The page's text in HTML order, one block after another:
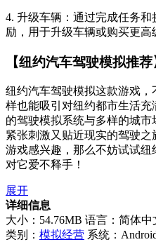
4. 升级车辆：通过完成任务
励，用于升级车辆或购买更高
【纽约汽车驾驶模拟推荐
纽约汽车驾驶模拟这款游戏
样也能吸引对纽约都市生活
的驾驶模拟系统与多样的城
紧张刺激又贴近现实的驾驶
游戏感兴趣，那么不妨试试
对它爱不释手！
展开
详细信息
大小：54.76MB 语言：简体中
类别： 模拟经营 系统：